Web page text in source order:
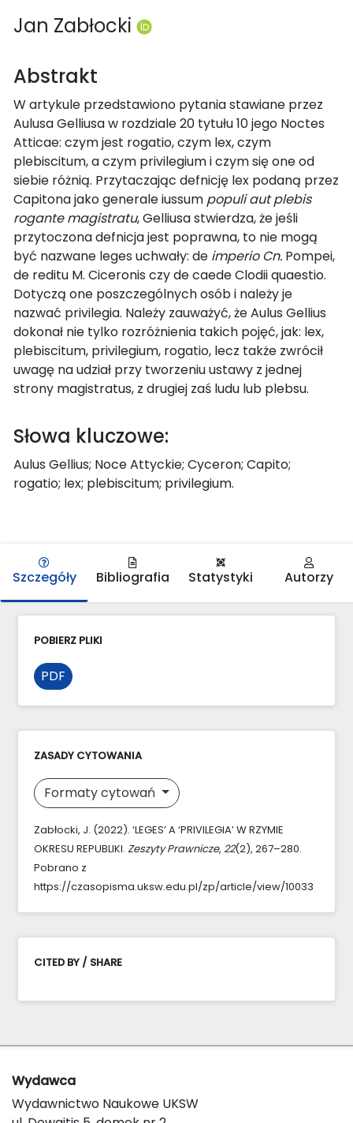
Jan Zabłocki
Abstrakt
W artykule przedstawiono pytania stawiane przez
Aulusa Gelliusa w rozdziale 20 tytułu 10 jego Noctes
Atticae: czym jest rogatio, czym lex, czym
plebiscitum, a czym privilegium i czym się one od
siebie różnią. Przytaczając defnicję lex podaną przez
Capitona jako generale iussum populi aut plebis
rogante magistratu, Gelliusa stwierdza, że jeśli
przytoczona defnicja jest poprawna, to nie mogą
być nazwane leges uchwały: de imperio Cn. Pompei,
de reditu M. Ciceronis czy de caede Clodii quaestio.
Dotyczą one poszczególnych osób i należy je
nazwać privilegia. Należy zauważyć, że Aulus Gellius
dokonał nie tylko rozróżnienia takich pojęć, jak: lex,
plebiscitum, privilegium, rogatio, lecz także zwrócił
uwagę na udział przy tworzeniu ustawy z jednej
strony magistratus, z drugiej zaś ludu lub plebsu.
Słowa kluczowe:
Aulus Gellius; Noce Attyckie; Cyceron; Capito;
rogatio; lex; plebiscitum; privilegium.
Szczegóły Bibliografia Statystyki Autorzy
POBIERZ PLIKI
PDF
ZASADY CYTOWANIA
Formaty cytowań
Zabłocki, J. (2022). ‘LEGES’ A ‘PRIVILEGIA’ W RZYMIE
OKRESU REPUBLIKI. Zeszyty Prawnicze, 22(2), 267–280.
Pobrano z
https://czasopisma.uksw.edu.pl/zp/article/view/10033
CITED BY / SHARE
Wydawca
Wydawnictwo Naukowe UKSW